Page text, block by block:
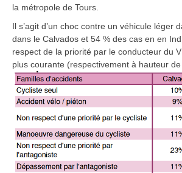
la métropole de Tours.
Il s’agit d’un choc contre un véhicule léger
dans le Calvados et 54 % des cas en en
respect de la priorité par le conducteur du
plus courante (respectivement à hauteur de